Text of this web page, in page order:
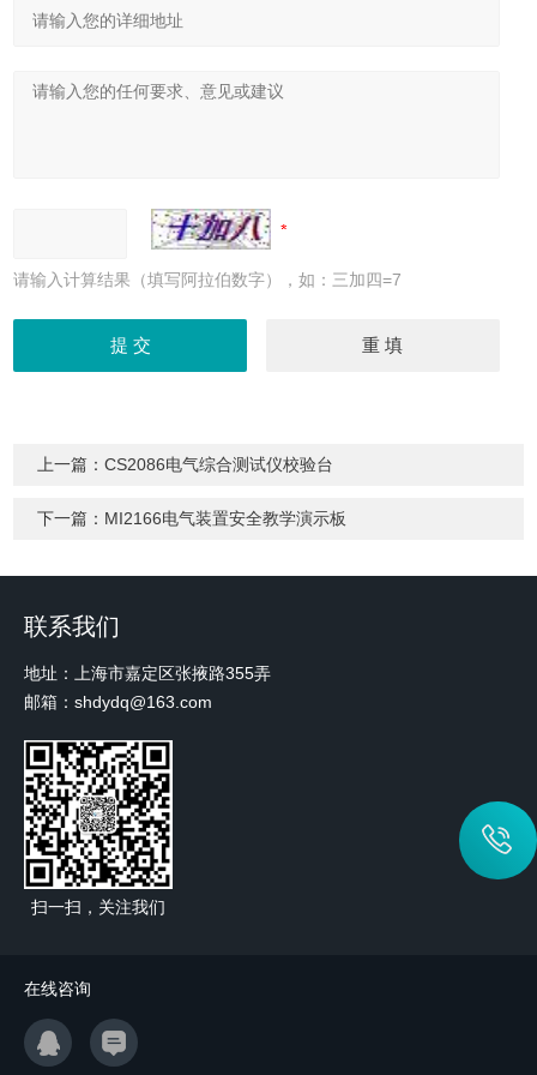
请输入计算结果（填写阿拉伯数字），如：三加四=7
上一篇：CS2086电气综合测试仪校验台
下一篇： MI2166电气装置安全教学演示板
联系我们
地址：上海市嘉定区张掖路355弄
邮箱：shdydq@163.com
扫一扫，关注我们
在线咨询